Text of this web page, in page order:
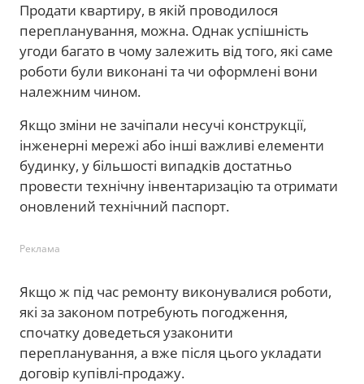
Продати квартиру, в якій проводилося
перепланування, можна. Однак успішність
угоди багато в чому залежить від того, які саме
роботи були виконані та чи оформлені вони
належним чином.
Якщо зміни не зачіпали несучі конструкції,
інженерні мережі або інші важливі елементи
будинку, у більшості випадків достатньо
провести технічну інвентаризацію та отримати
оновлений технічний паспорт.
Реклама
Якщо ж під час ремонту виконувалися роботи,
які за законом потребують погодження,
спочатку доведеться узаконити
перепланування, а вже після цього укладати
договір купівлі-продажу.